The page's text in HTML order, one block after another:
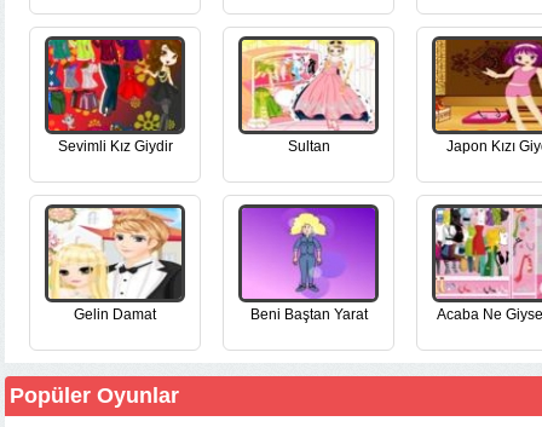
Sevimli Kız Giydir Sultan Japon Kızı
Gelin Damat Beni Baştan Yarat Acaba Ne
Popüler Oyunlar